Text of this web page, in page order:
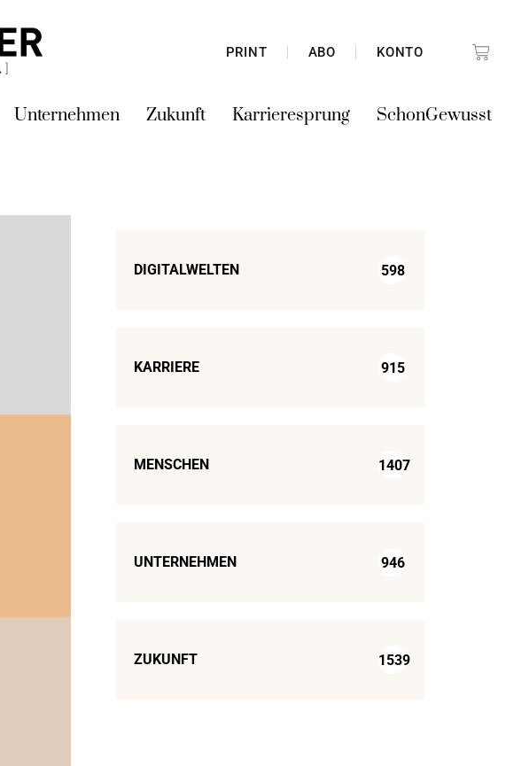
PRINT ABO KONTO
Unternehmen Zukunft Karrieresprung SchonGewusst
DIGITALWELTEN 598
KARRIERE 915
MENSCHEN 1407
UNTERNEHMEN 946
ZUKUNFT 1539